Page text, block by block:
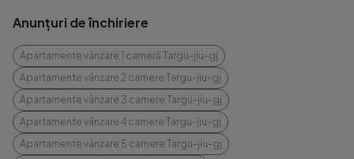
Anunțuri de închiriere
Apartamente vânzare 1 cameră Targu-jiu-gj
Apartamente vânzare 2 camere Targu-jiu-gj
Apartamente vânzare 3 camere Targu-jiu-gj
Apartamente vânzare 4 camere Targu-jiu-gj
Apartamente vânzare 5 camere Targu-jiu-gj